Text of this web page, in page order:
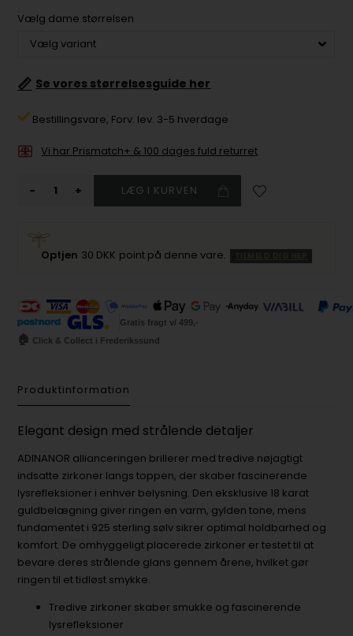
Vælg dame størrelsen
📏 Se vores størrelsesguide her
Bestillingsvare, Forv. lev. 3-5 hverdage
Vi har Prismatch+ & 100 dages fuld returret
- +
Optjen 30 DKK point på denne vare.
Gratis fragt v/ 499,-
🏠 Click & Collect i Frederikssund
Produktinformation
Elegant design med strålende detaljer
ADINANOR allianceringen brillerer med tredive nøjagtigt
indsatte zirkoner langs toppen, der skaber fascinerende
lysrefleksioner i enhver belysning. Den eksklusive 18 karat
guldbelægning giver ringen en varm, gylden tone, mens
fundamentet i 925 sterling sølv sikrer optimal holdbarhed og
komfort. De omhyggeligt placerede zirkoner er testet til at
bevare deres strålende glans gennem årene, hvilket gør
ringen til et tidløst smykke.
Tredive zirkoner skaber smukke og fascinerende
lysrefleksioner